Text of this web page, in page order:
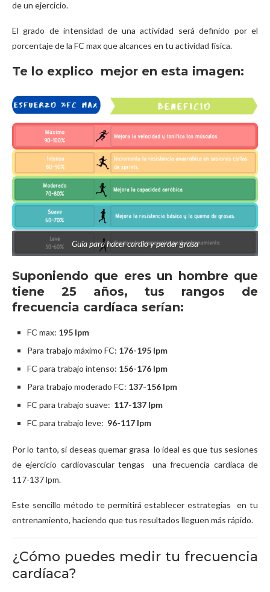
de un ejercicio.
El grado de intensidad de una actividad será definido por el
porcentaje de la FC max que alcances en tu actividad física.
Te lo explico mejor en esta imagen:
Guía para hacer cardio y perder grasa
Suponiendo que eres un hombre que
tiene 25 años, tus rangos de
frecuencia cardíaca serían:
FC max: 195 lpm
Para trabajo máximo FC: 176-195 lpm
FC para trabajo intenso: 156-176 lpm
Para trabajo moderado FC: 137-156 lpm
FC para trabajo suave: 117-137 lpm
FC para trabajo leve: 96-117 lpm
Por lo tanto, si deseas quemar grasa lo ideal es que tus sesiones
de ejercicio cardiovascular tengas una frecuencia cardíaca de
117-137 lpm.
Este sencillo método te permitirá establecer estrategias en tu
entrenamiento, haciendo que tus resultados lleguen más rápido.
¿Cómo puedes medir tu frecuencia
cardíaca?